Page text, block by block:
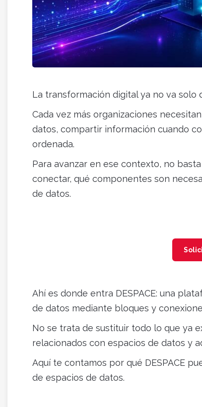
La transformación digital ya no va solo
Cada vez más organizaciones
datos, compartir información cuando
ordenada.
Para avanzar en ese contexto, no
conectar, qué componentes son
de datos.
Ahí es donde entra DESPACE: una
de datos mediante bloques y
No se trata de sustituir todo lo que ya
relacionados con espacios de datos y
Aquí te contamos por qué DESPACE
de espacios de datos.